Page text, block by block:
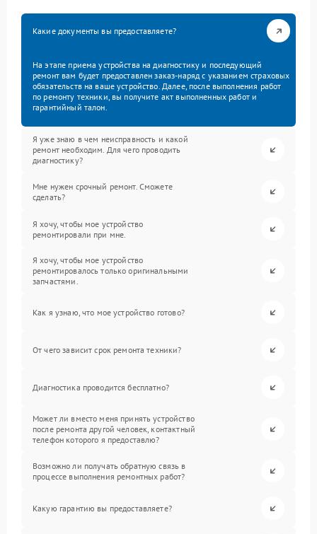
Какие документы вы предоставляете?
На этапе приема устройства на диагностику и последующий
ремонт вам будет предоставлен заказ-наряд с указанием страховых
обязательств на ваше устройство. Далее, после выполнения работ
по ремонту техники, вы получите акт выполненных работ и
гарантийный талон.
Я уже знаю в чем неисправность и какой
ремонт необходим. Для чего проводить
диагностику?
Мне нужен срочный ремонт. Сможете
сделать?
Я хочу, чтобы мое устройство
ремонтировали при мне.
Я хочу, чтобы мое устройство
ремонтировалось только оригинальными
запчастями.
Как я узнаю, что мое устройство готово?
От чего зависит срок ремонта техники?
Диагностика проводится бесплатно?
Может ли вместо меня принять устройство
после ремонта другой человек, контактный
телефон которого я предоставлю?
Возможно ли получать обратную связь в
процессе выполнения ремонтных работ?
Какую гарантию вы предоставляете?